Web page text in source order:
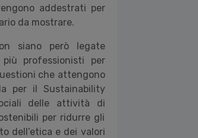
addestrati per
da mostrare.
siano però legate
professionisti per
che attengono
per il Sustainability
delle attività di
per ridurre gli
dell’etica e dei valori